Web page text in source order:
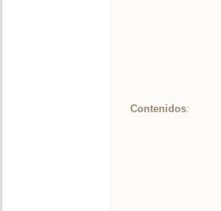
Contenidos: